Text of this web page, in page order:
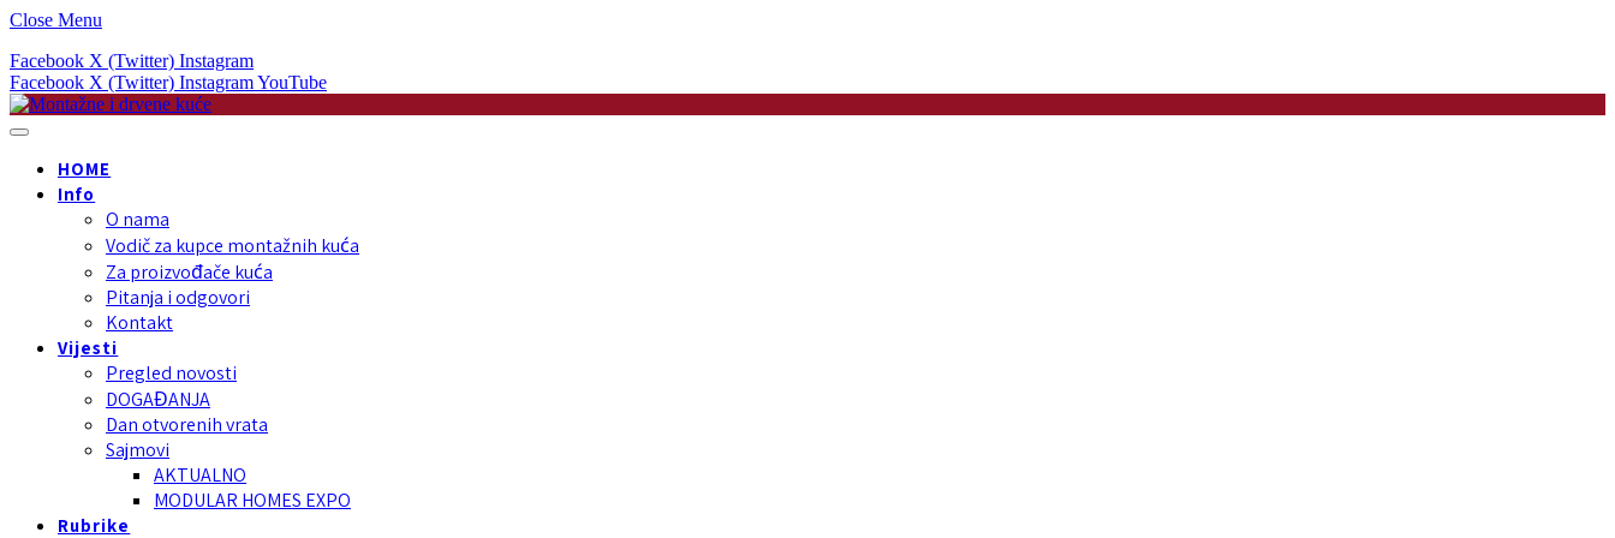
Close Menu
Facebook X (Twitter) Instagram
Facebook X (Twitter) InstagramYouTube
HOME
Info
O nama
Vodič za kupce montažnih kuća
Za proizvođače kuća
Pitanja i odgovori
Kontakt
Vijesti
Pregled novosti
DOGAĐANJA
Dan otvorenih vrata
Sajmovi
AKTUALNO
MODULAR HOMES EXPO
Rubrike